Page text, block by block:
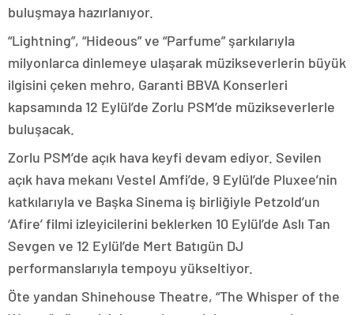
buluşmaya hazırlanıyor.
“Lightning”, “Hideous” ve “Parfume” şarkılarıyla
milyonlarca dinlemeye ulaşarak müzikseverlerin büyük
ilgisini çeken mehro, Garanti BBVA Konserleri
kapsamında 12 Eylül’de Zorlu PSM’de müzikseverlerle
buluşacak.
Zorlu PSM’de açık hava keyfi devam ediyor. Sevilen
açık hava mekanı Vestel Amfi’de, 9 Eylül’de Pluxee’nin
katkılarıyla ve Başka Sinema iş birliğiyle Petzold’un
‘Afire’ filmi izleyicilerini beklerken 10 Eylül’de Aslı Tan
Sevgen ve 12 Eylül’de Mert Batıgün DJ
performanslarıyla tempoyu yükseltiyor.
Öte yandan Shinehouse Theatre, “The Whisper of the